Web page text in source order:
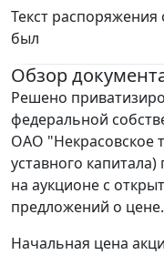
Текст
был
Обзор
Решено
федеральной
ОАО "Некрасовское
уставного
на аукционе с
предложений о цене.
Начальная цена